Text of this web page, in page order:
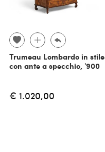
Trumeau Lombardo in stile
con ante a specchio, '900
€ 1.020,00